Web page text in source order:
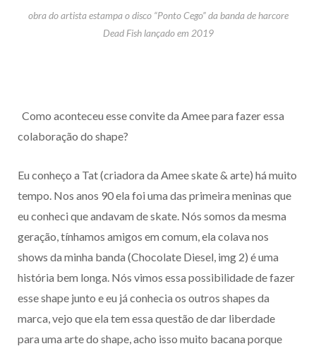
obra do artista estampa o disco “Ponto Cego” da banda de harcore
Dead Fish lançado em 2019
Como aconteceu esse convite da Amee para fazer essa
colaboração do shape?
Eu conheço a Tat (criadora da Amee skate & arte) há muito
tempo. Nos anos 90 ela foi uma das primeira meninas que
eu conheci que andavam de skate. Nós somos da mesma
geração, tínhamos amigos em comum, ela colava nos
shows da minha banda (Chocolate Diesel, img 2) é uma
história bem longa. Nós vimos essa possibilidade de fazer
esse shape junto e eu já conhecia os outros shapes da
marca, vejo que ela tem essa questão de dar liberdade
para uma arte do shape, acho isso muito bacana porque